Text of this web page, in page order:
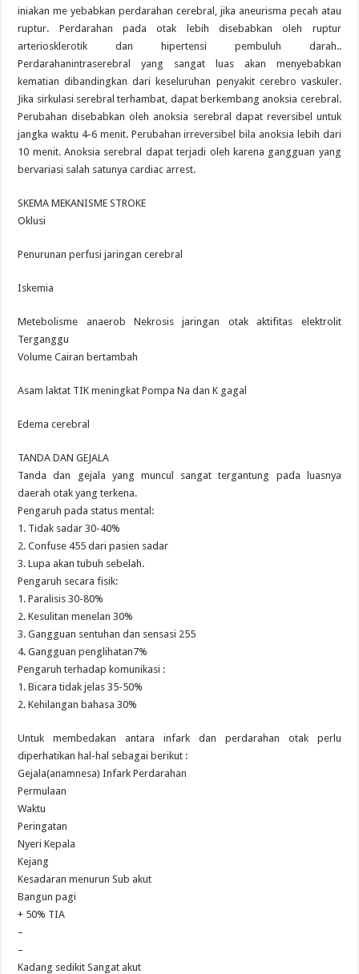
iniakan me yebabkan perdarahan cerebral, jika aneurisma pecah atau
ruptur. Perdarahan pada otak lebih disebabkan oleh ruptur
arteriosklerotik dan hipertensi pembuluh darah..
Perdarahanintraserebral yang sangat luas akan menyebabkan
kematian dibandingkan dari keseluruhan penyakit cerebro vaskuler.
Jika sirkulasi serebral terhambat, dapat berkembang anoksia cerebral.
Perubahan disebabkan oleh anoksia serebral dapat reversibel untuk
jangka waktu 4-6 menit. Perubahan irreversibel bila anoksia lebih dari
10 menit. Anoksia serebral dapat terjadi oleh karena gangguan yang
bervariasi salah satunya cardiac arrest.
SKEMA MEKANISME STROKE
Oklusi
Penurunan perfusi jaringan cerebral
Iskemia
Metebolisme anaerob Nekrosis jaringan otak aktifitas elektrolit
Terganggu
Volume Cairan bertambah
Asam laktat TIK meningkat Pompa Na dan K gagal
Edema cerebral
TANDA DAN GEJALA
Tanda dan gejala yang muncul sangat tergantung pada luasnya
daerah otak yang terkena.
Pengaruh pada status mental:
1. Tidak sadar 30-40%
2. Confuse 455 dari pasien sadar
3. Lupa akan tubuh sebelah.
Pengaruh secara fisik:
1. Paralisis 30-80%
2. Kesulitan menelan 30%
3. Gangguan sentuhan dan sensasi 255
4. Gangguan penglihatan7%
Pengaruh terhadap komunikasi :
1. Bicara tidak jelas 35-50%
2. Kehilangan bahasa 30%
Untuk membedakan antara infark dan perdarahan otak perlu
diperhatikan hal-hal sebagai berikut :
Gejala(anamnesa) Infark Perdarahan
Permulaan
Waktu
Peringatan
Nyeri Kepala
Kejang
Kesadaran menurun Sub akut
Bangun pagi
+ 50% TIA
–
–
Kadang sedikit Sangat akut